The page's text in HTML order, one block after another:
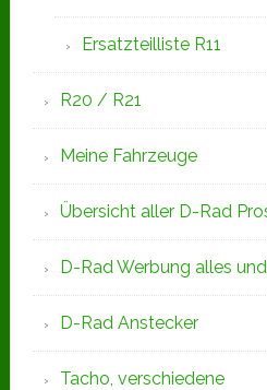
Ersatzteilliste R11
R20 / R21
Meine Fahrzeuge
Übersicht aller D-Rad
D-Rad Werbung alles
D-Rad Anstecker
Tacho, verschiedene